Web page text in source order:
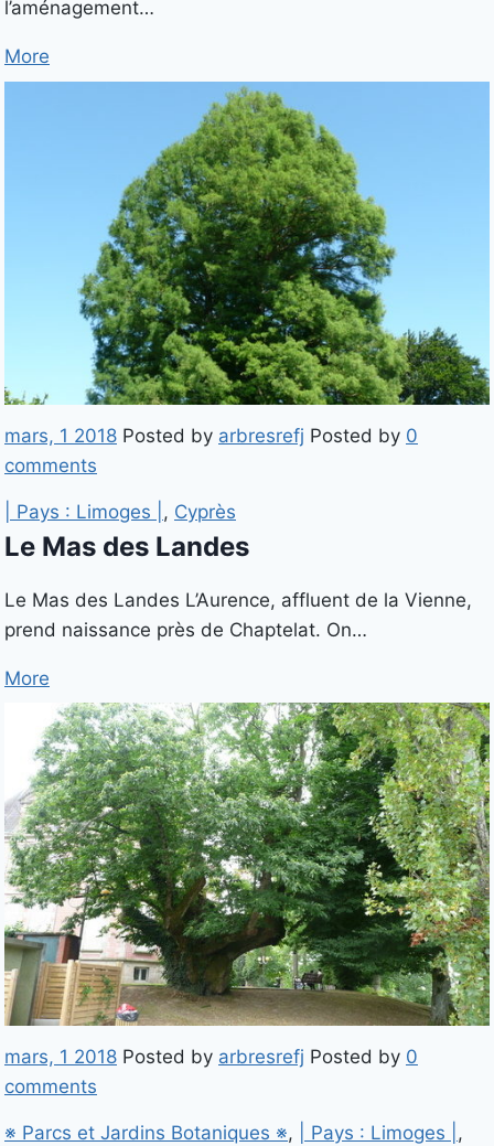
l’aménagement…
More
mars, 1 2018 Posted by arbresrefj Posted by 0
comments
| Pays : Limoges | , Cyprès
Le Mas des Landes
Le Mas des Landes L’Aurence, affluent de la Vienne,
prend naissance près de Chaptelat. On…
More
mars, 1 2018 Posted by arbresrefj Posted by 0
comments
※ Parcs et Jardins Botaniques ※, | Pays : Limoges | ,